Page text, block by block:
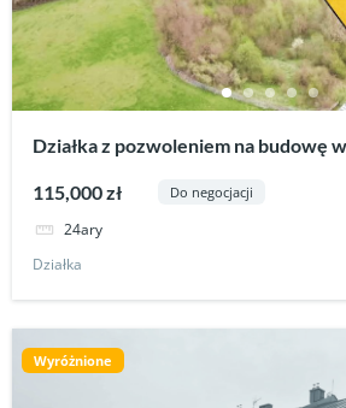
Działka z pozwoleniem na budowę
115,000 zł Do negocjacji
24ary
Działka
Wyróżnione